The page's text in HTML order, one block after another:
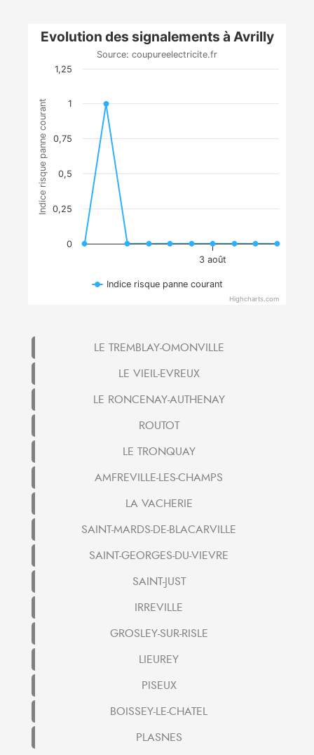
Indice risque panne courant
Evolution des signalements à Avrilly
Source: coupureelectricite.fr
3 août
0
0,25
0,5
0,75
1
1,25
Indice risque panne courant
Highcharts.com
LE TREMBLAY-OMONVILLE
LE VIEIL-EVREUX
LE RONCENAY-AUTHENAY
ROUTOT
LE TRONQUAY
AMFREVILLE-LES-CHAMPS
LA VACHERIE
SAINT-MARDS-DE-BLACARVILLE
SAINT-GEORGES-DU-VIEVRE
SAINT-JUST
IRREVILLE
GROSLEY-SUR-RISLE
LIEUREY
PISEUX
BOISSEY-LE-CHATEL
PLASNES